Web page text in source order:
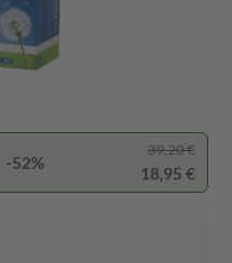
-52%
39,20 €
18,95 €